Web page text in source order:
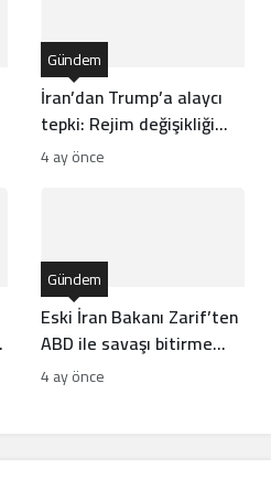
İran’dan Trump’a alaycı
tepki: Rejim değişikliği
ABD’de
Gündem
4 ay önce
Eski İran Bakanı Zarif’ten
ABD ile savaşı bitirme
çağrısı
Gündem
4 ay önce